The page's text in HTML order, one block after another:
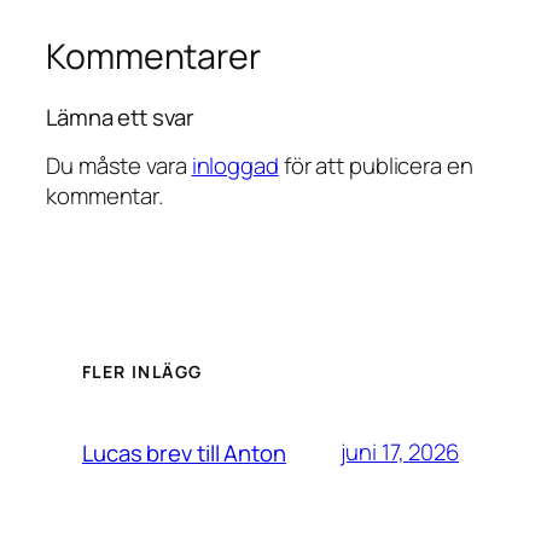
Kommentarer
Lämna ett svar
Du måste vara inloggadför att publicera en
kommentar.
FLER INLÄGG
Lucas brev till Anton juni 17, 2026